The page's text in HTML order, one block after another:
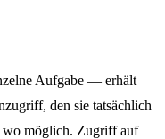
Aufgabe — erhält
den sie tatsächlich
wo möglich. Zugriff auf